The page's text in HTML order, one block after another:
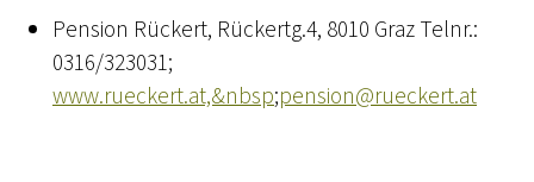
Pension Rückert, Rückertg.4, 8010 Graz Telnr.:
0316/323031;
www.rueckert.at,&nbsp;pension@rueckert.at